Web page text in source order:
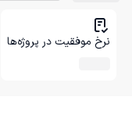
نرخ موفقیت در پروژه‌ها